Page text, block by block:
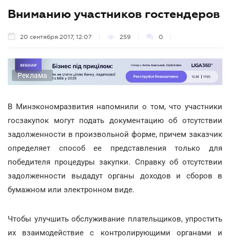
Вниманию участников гостендеров
20 сентября 2017, 12:07 259 0
Реклама
В Минэкономразвития напомнили о том, что участники
госзакупок могут подать документацию об отсутствии
задолженности в произвольной форме, причем заказчик
определяет способ ее представления только для
победителя процедуры закупки. Справку об отсутствии
задолженности выдадут органы доходов и сборов в
бумажном или электронном виде.
Чтобы улучшить обслуживание плательщиков, упростить
их взаимодействие с контролирующими органами и